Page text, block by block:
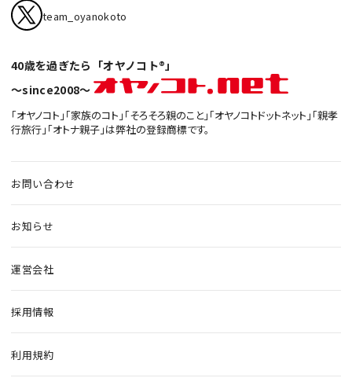
40歳を過ぎたら「オヤノコト®」
〜since2008〜
「オヤノコト」「家族のコト」「そろそろ親のこと」「オヤノコトドットネット」「親孝
行旅行」「オトナ親子」は弊社の登録商標です。
お問い合わせ
お知らせ
運営会社
採用情報
利用規約
team_oyanokoto